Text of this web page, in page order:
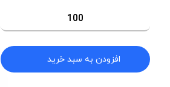
افزودن به سبد خرید